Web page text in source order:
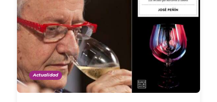
Actualidad